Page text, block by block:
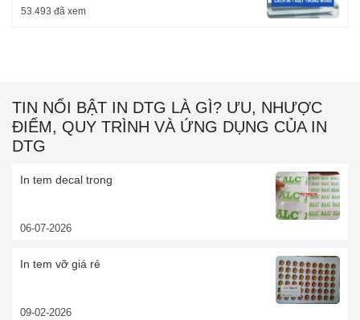
53.493 đã xem
TIN NỔI BẬT IN DTG LÀ GÌ? ƯU, NHƯỢC
ĐIỂM, QUY TRÌNH VÀ ỨNG DỤNG CỦA IN
DTG
In tem decal trong
06-07-2026
In tem vỡ giá rẻ
09-02-2026